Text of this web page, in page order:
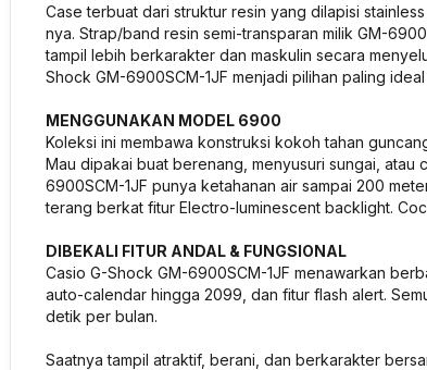
Case terbuat dari struktur resin yang dilapisi
nya. Strap/band resin semi-transparan milik GM-
tampil lebih berkarakter dan maskulin secara
Shock GM-6900SCM-1JF menjadi pilihan paling
MENGGUNAKAN MODEL 6900
Koleksi ini membawa konstruksi kokoh tahan
Mau dipakai buat berenang, menyusuri sungai, atau
6900SCM-1JF punya ketahanan air sampai 200
terang berkat fitur Electro-luminescent backlight.
DIBEKALI FITUR ANDAL & FUNGSIONAL
Casio G-Shock GM-6900SCM-1JF menawarkan
auto-calendar hingga 2099, dan fitur flash alert.
detik per bulan.
Saatnya tampil atraktif, berani, dan berkarakter